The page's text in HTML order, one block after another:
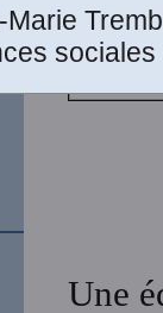
Une
Marie
sociales